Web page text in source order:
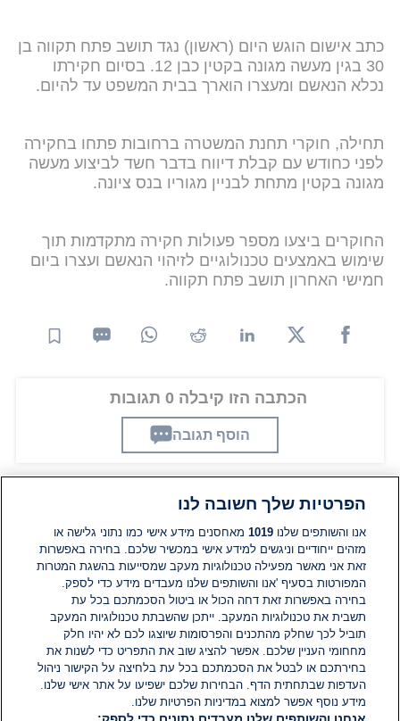
כתב אישום הוגש היום (ראשון) נגד תושב פתח תקווה בן
30 בגין מעשה מגונה בקטין כבן 12. בסיום חקירתו
נכלא הנאשם ומעצרו הוארך בבית המשפט עד להיום.
תחילה, חוקרי תחנת המשטרה ברחובות פתחו בחקירה
לפני כחודש עם קבלת דיווח בדבר חשד לביצוע מעשה
מגונה בקטין מתחת לבניין מגוריו בנס ציונה.
החוקרים ביצעו מספר פעולות חקירה מתקדמות תוך
שימוש באמצעים טכנולוגיים לזיהוי הנאשם ועצרו ביום
חמישי האחרון תושב פתח תקווה.
הכתבה הזו קיבלה 0 תגובות
הוסף תגובה
תגובות
אין עדיין תגובות. היה הראשון להגיב
הוסף תגובה
הפרטיות שלך חשובה לנו
אנו והשותפים שלנו1019 מאחסנים מידע אישי כמו נתוני גלישה או
מזהים ייחודיים וניגשים למידע אישי במכשיר שלכם. בחירה באפשרות
זאת אני מאשר מפעילה טכנולוגיות מעקב שמסייעות בהשגת המטרות
המפורטות בסעיף 'אנו והשותפים שלנו מעבדים מידע כדי לספק.
בחירה באפשרות זאת דחה הכול או ביטול הסכמתכם בכל עת
תשבית את טכנולוגיות המעקב. ייתכן שהשבתת טכנולוגיות המעקב
תוביל לכך שחלק מהתכנים והפרסומות שיוצגו לכם לא יהיו חלק
מחחומי העניין שלכם. אפשר להציג שוב את התפריט כדי לשנות את
בחירתכם או לבטל את הסכמתכם בכל עת בלחיצה על הקישור ניהול
העדפות שבתחתית הדף. הבחירות שלכם ישפיעו על אתר אישי שלנו.
מידע נוסף אפשר למצוא במדיניות הפרטיות שלנו.